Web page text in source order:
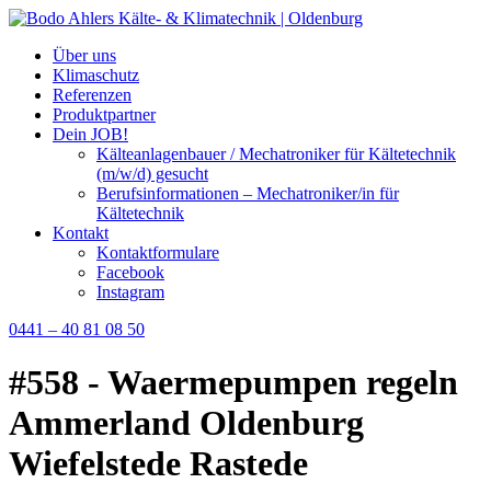
Über uns
Klimaschutz
Referenzen
Produktpartner
Dein JOB!
Kälteanlagenbauer / Mechatroniker für Kältetechnik
(m/w/d) gesucht
Berufsinformationen – Mechatroniker/in für
Kältetechnik
Kontakt
Kontaktformulare
Facebook
Instagram
0441 – 40 81 08 50
#558 - Waermepumpen regeln
Ammerland Oldenburg
Wiefelstede Rastede